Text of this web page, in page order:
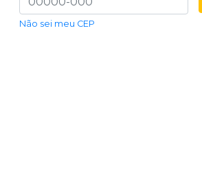
Não sei meu CEP